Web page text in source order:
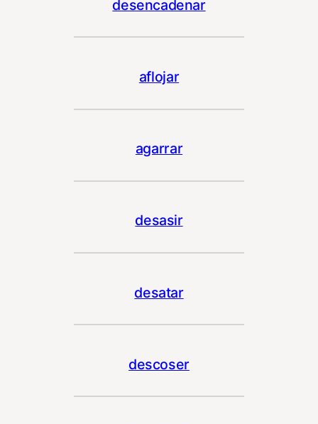
desencadenar
aflojar
agarrar
desasir
desatar
descoser